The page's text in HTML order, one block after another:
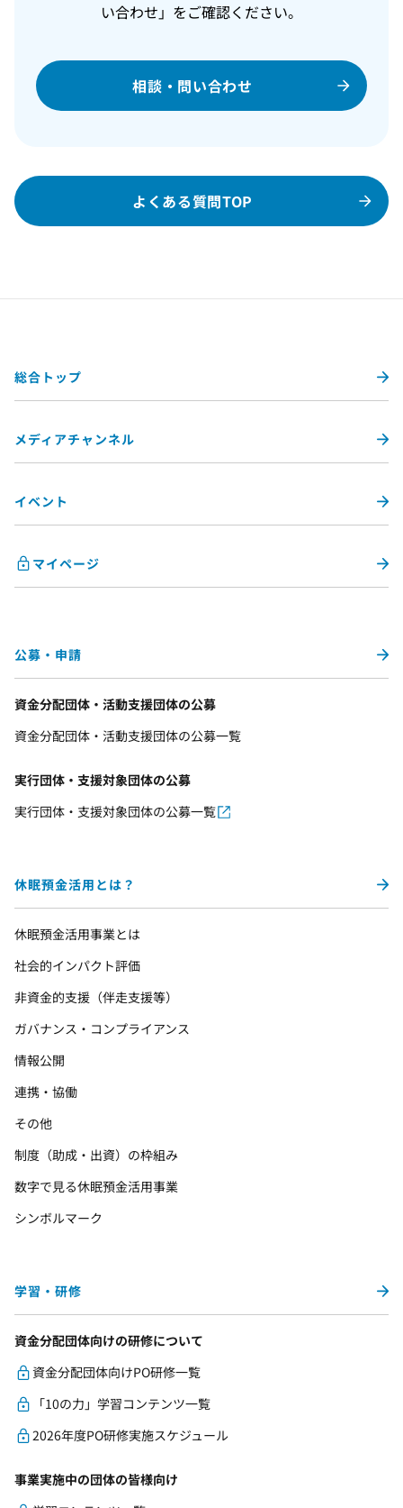
い合わせ」をご確認ください。
相談・問い合わせ
よくある質問TOP
総合トップ
メディアチャンネル
イベント
マイページ
公募・申請
資金分配団体・活動支援団体の公募
資金分配団体・活動支援団体の公募一覧
実行団体・支援対象団体の公募
実行団体・支援対象団体の公募一覧
休眠預金活用とは？
休眠預金活用事業とは
社会的インパクト評価
非資金的支援（伴走支援等）
ガバナンス・コンプライアンス
情報公開
連携・協働
その他
制度（助成・出資）の枠組み
数字で見る休眠預金活用事業
シンボルマーク
学習・研修
資金分配団体向けの研修について
資金分配団体向けPO研修一覧
「10の力」学習コンテンツ一覧
2026年度PO研修実施スケジュール
事業実施中の団体の皆様向け